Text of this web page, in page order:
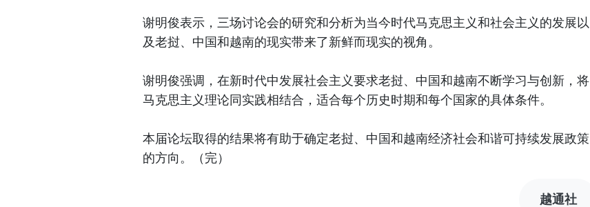
谢明俊表示，三场讨论会的研究和分析为当今时代马克思主义和社会主义的发展以
及老挝、中国和越南的现实带来了新鲜而现实的视角。
谢明俊强调，在新时代中发展社会主义要求老挝、中国和越南不断学习与创新，将
马克思主义理论同实践相结合，适合每个历史时期和每个国家的具体条件。
本届论坛取得的结果将有助于确定老挝、中国和越南经济社会和谐可持续发展政策
的方向。（完）
越通社